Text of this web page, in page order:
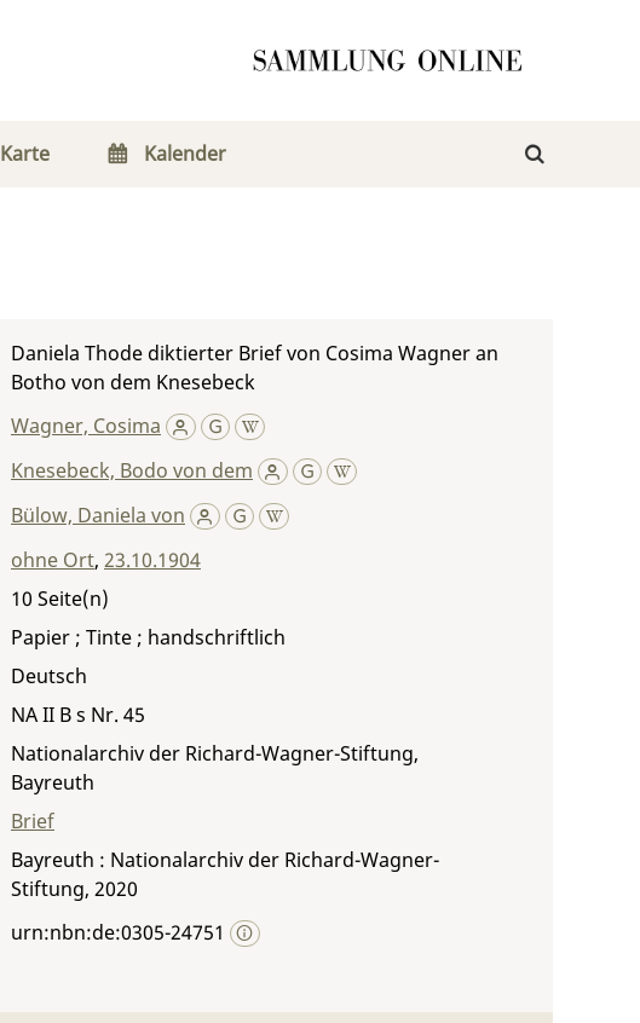
Karte Kalender
Daniela Thode diktierter Brief von Cosima Wagner an
Botho von dem Knesebeck
Wagner, Cosima
Knesebeck, Bodo von dem
Bülow, Daniela von
ohne Ort, 23.10.1904
10
Papier ; Tinte ; handschriftlich
Deutsch
NA II B s Nr. 45
Nationalarchiv der Richard-Wagner-Stiftung,
Bayreuth
Brief
Bayreuth : Nationalarchiv der Richard-Wagner-
Stiftung, 2020
urn:nbn:de:0305-24751